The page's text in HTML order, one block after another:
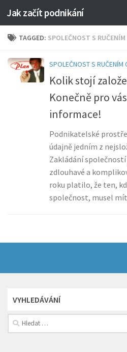
Jak začít podnikání
TAGGED: SPOLEČNOST S
SPOLEČNOST S RUČENÍM
Kolik stojí
Konečně pro
informace!
Podnikatelské
údajně jedním z
Zakládání
zdlouhavé a
roku platilo, že ten,
společnost, musel
VYHLEDÁVÁNÍ
Vyhledávání